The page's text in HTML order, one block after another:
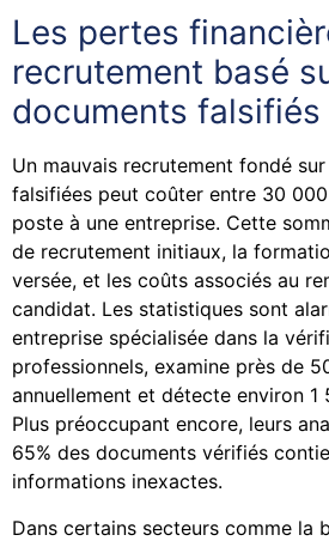
Les pertes
recrutement basé
documents falsifiés
Un mauvais recrutement fondé
falsifiées peut coûter entre 30
poste à une entreprise. Cette
de recrutement initiaux, la
versée, et les coûts associés au
candidat. Les statistiques sont
entreprise spécialisée dans la
professionnels, examine près de
annuellement et détecte environ 1
Plus préoccupant encore, leurs
65% des documents vérifiés
informations inexactes.
Dans certains secteurs comme la